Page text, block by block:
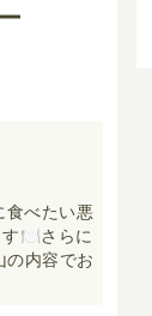
べたい悪
す🍽️さらに
内容でお